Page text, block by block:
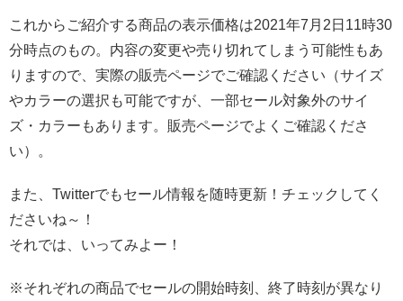
これからご紹介する商品の表示価格は2021年7月2日11時30
分時点のもの。内容の変更や売り切れてしまう可能性もあ
りますので、実際の販売ページでご確認ください（サイズ
やカラーの選択も可能ですが、一部セール対象外のサイ
ズ・カラーもあります。販売ページでよくご確認くださ
い）。
また、Twitterでもセール情報を随時更新！チェックしてく
ださいね～！
それでは、いってみよー！
※それぞれの商品でセールの開始時刻、終了時刻が異なり